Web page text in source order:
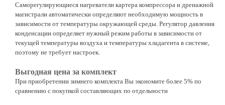
Саморегулирующиеся нагреватели картера компрессора и дренажной
магистрали автоматически определяют необходимую мощность в
зависимости от температуры окружающей среды. Регулятор давления
конденсации определяет нужный режим работы в зависимости от
текущей температуры воздуха и температуры хладагента в системе,
поэтому не требует настроек.
Выгодная цена за комплект
При приобретении зимнего комплекта Вы экономите более 5% по
сравнению с покупкой составляющих по отдельности